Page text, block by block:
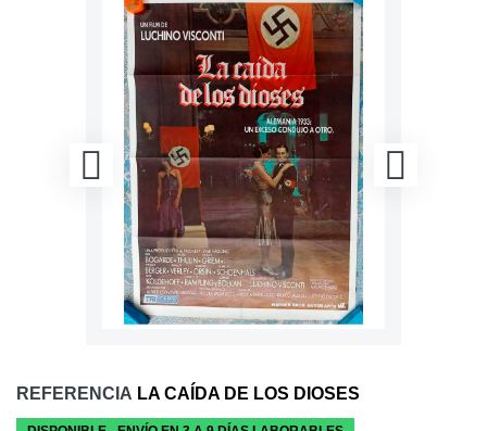
REFERENCIA LA CAÍDA DE LOS DIOSES